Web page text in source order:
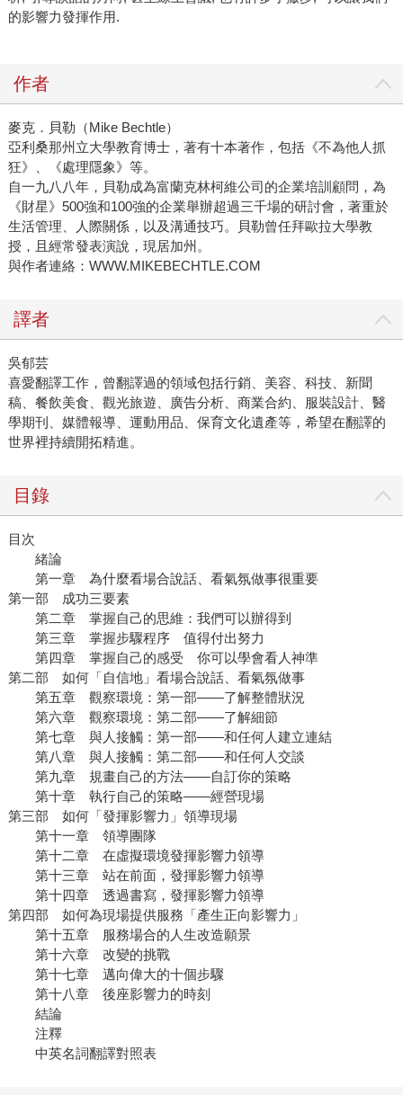
的影響力發揮作用.
作者
麥克．貝勒（Mike Bechtle）
亞利桑那州立大學教育博士，著有十本著作，包括《不為他人抓
狂》、《處理隱象》等。
自一九八八年，貝勒成為富蘭克林柯維公司的企業培訓顧問，為
《財星》500強和100強的企業舉辦超過三千場的研討會，著重於
生活管理、人際關係，以及溝通技巧。貝勒曾任拜歐拉大學教
授，且經常發表演說，現居加州。
與作者連絡：WWW.MIKEBECHTLE.COM
譯者
吳郁芸
喜愛翻譯工作，曾翻譯過的領域包括行銷、美容、科技、新聞
稿、餐飲美食、觀光旅遊、廣告分析、商業合約、服裝設計、醫
學期刊、媒體報導、運動用品、保育文化遺產等，希望在翻譯的
世界裡持續開拓精進。
目錄
目次
緒論
第一章 為什麼看場合說話、看氣氛做事很重要
第一部 成功三要素
第二章 掌握自己的思維：我們可以辦得到
第三章 掌握步驟程序 值得付出努力
第四章 掌握自己的感受 你可以學會看人神準
第二部 如何「自信地」看場合說話、看氣氛做事
第五章 觀察環境：第一部——了解整體狀況
第六章 觀察環境：第二部——了解細節
第七章 與人接觸：第一部——和任何人建立連結
第八章 與人接觸：第二部——和任何人交談
第九章 規畫自己的方法——自訂你的策略
第十章 執行自己的策略——經營現場
第三部 如何「發揮影響力」領導現場
第十一章 領導團隊
第十二章 在虛擬環境發揮影響力領導
第十三章 站在前面，發揮影響力領導
第十四章 透過書寫，發揮影響力領導
第四部 如何為現場提供服務「產生正向影響力」
第十五章 服務場合的人生改造願景
第十六章 改變的挑戰
第十七章 邁向偉大的十個步驟
第十八章 後座影響力的時刻
結論
注釋
中英名詞翻譯對照表